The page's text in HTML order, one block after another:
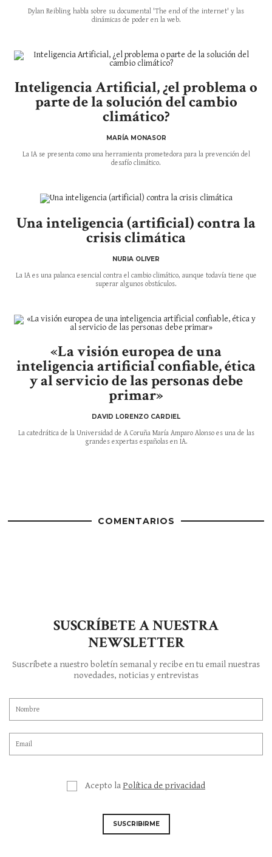
Dylan Reibling habla sobre su documental 'The end of the internet' y las
dinámicas de poder en la web.
Inteligencia Artificial, ¿el problema o
parte de la solución del cambio
climático?
MARÍA MONASOR
La IA se presenta como una herramienta prometedora para la prevención del
desafío climático.
Una inteligencia (artificial) contra la
crisis climática
NURIA OLIVER
La IA es una palanca esencial contra el cambio climático, aunque todavía tiene que
superar algunos obstáculos.
«La visión europea de una
inteligencia artificial confiable, ética
y al servicio de las personas debe
primar»
DAVID LORENZO CARDIEL
La catedrática de la Universidad de A Coruña María Amparo Alonso es una de las
grandes expertas españolas en IA.
COMENTARIOS
SUSCRÍBETE A NUESTRA
NEWSLETTER
Suscríbete a nuestro boletín semanal y recibe en tu email nuestras
novedades, noticias y entrevistas
Acepto la Política de privacidad
SUSCRIBIRME